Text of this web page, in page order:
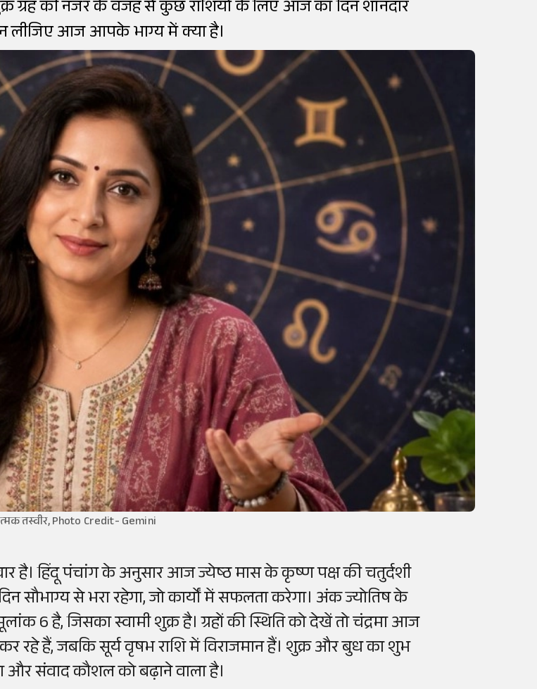
ग्रह की नजर के वजह से कुछ राशियों के लिए आज का दिन शानदार
लीजिए आज आपके भाग्य में क्या है।
तस्वीर, Photo Credit- Gemini
है। हिंदू पंचांग के अनुसार आज ज्येष्ठ मास के कृष्ण पक्ष की चतुर्दशी
सौभाग्य से भरा रहेगा, जो कार्यों में सफलता करेगा। अंक ज्योतिष के
6 है, जिसका स्वामी शुक्र है। ग्रहों की स्थिति को देखें तो चंद्रमा आज
रहे हैं, जबकि सूर्य वृषभ राशि में विराजमान हैं। शुक्र और बुध का शुभ
और संवाद कौशल को बढ़ाने वाला है।